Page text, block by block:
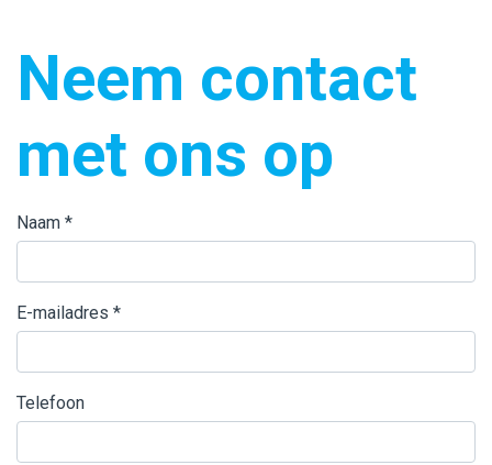
Neem contact
met ons op
Naam *
E-mailadres *
Telefoon